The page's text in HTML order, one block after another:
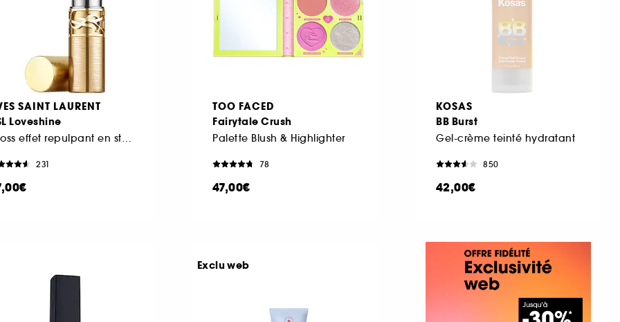
SAINT LAURENT
Loveshine
231
TOO FACED
Fairytale Crush
Palette Blush & Highlighter
78
47,00€
KOSAS
BB Burst
Gel-crème teinté hydratant
850
42,00€
Exclu web